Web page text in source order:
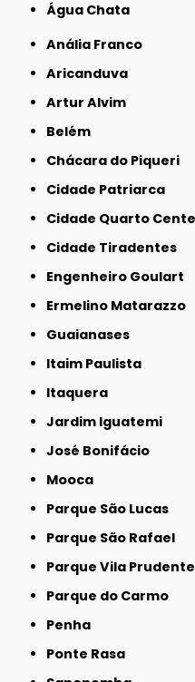
Água Chata
Anália Franco
Aricanduva
Artur Alvim
Belém
Chácara do Piqueri
Cidade Patriarca
Cidade Quarto
Cidade Tiradentes
Engenheiro Goulart
Ermelino Matarazzo
Guaianases
Itaim Paulista
Itaquera
Jardim Iguatemi
José Bonifácio
Mooca
Parque São Lucas
Parque São Rafael
Parque Vila Prudente
Parque do Carmo
Penha
Ponte Rasa